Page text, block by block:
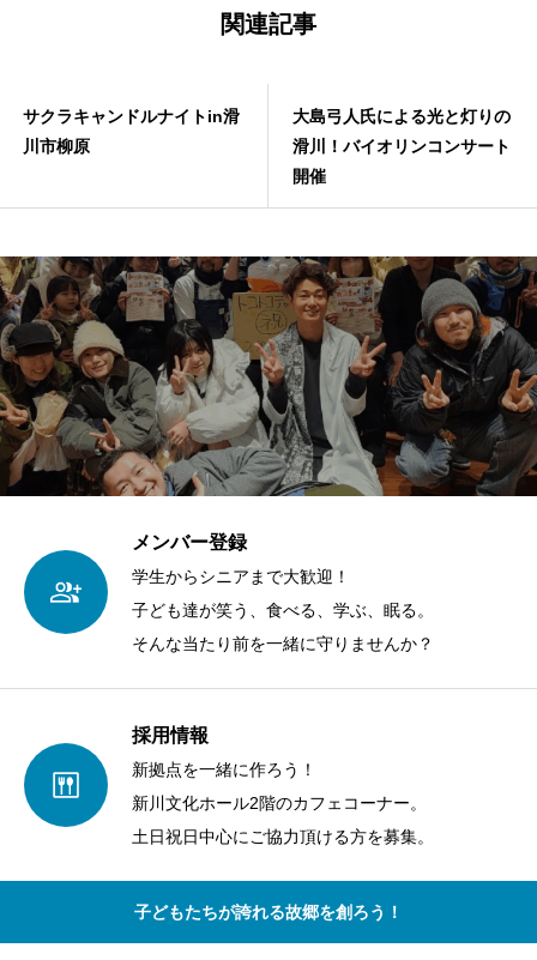
関連記事
サクラキャンドルナイトin滑
川市柳原
大島弓人氏による光と灯りの
滑川！バイオリンコンサート
開催
メンバー登録
学生からシニアまで大歓迎！
子ども達が笑う、食べる、学ぶ、眠る。
そんな当たり前を一緒に守りませんか？
採用情報
新拠点を一緒に作ろう！
新川文化ホール2階のカフェコーナー。
土日祝日中心にご協力頂ける方を募集。
子どもたちが誇れる故郷を創ろう！